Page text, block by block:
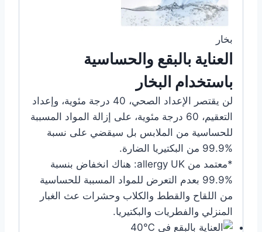
بخار
العناية بالبقع والحساسية
باستخدام البخار
لن يقتصر الإعداد الصحي، 40 درجة مئوية، وإعداد
التعقيم، 60 درجة مئوية، على إزالة المواد المسببة
للحساسية من الملابس بل سيقضي على نسبة
%99.9 من البكتيريا الضارة.
*معتمد من allergy UK: هناك انخفاض بنسبة
%99.9 بعدم التعرض للمواد المسببة للحساسية
من اللقاح والقطط والكلاب وحشرات عث الغبار
المنزلي والفطريات والبكتيريا.